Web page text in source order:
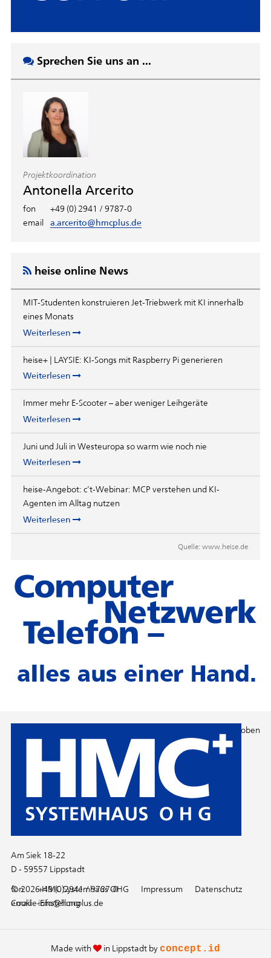
Sprechen Sie uns an ...
Projektkoordination
Antonella Arcerito
fon
+49 (0) 2941 / 9787-0
email
a.arcerito@hmcplus.de
heise online News
MIT-Studenten konstruieren Jet-Triebwerk mit KI innerhalb
eines Monats
Weiterlesen
heise+ | LAYSIE: KI-Songs mit Raspberry Pi generieren
Weiterlesen
Immer mehr E-Scooter – aber weniger Leihgeräte
Weiterlesen
Juni und Juli in Westeuropa so warm wie noch nie
Weiterlesen
heise-Angebot: c’t-Webinar: MCP verstehen und KI-
Agenten im Alltag nutzen
Weiterlesen
Quelle: www.heise.de
Nach oben
Am Siek 18-22
D - 59557 Lippstadt
fon
+49 (0)2941 / 9787-0
email
info@hmcplus.de
© 2026 HMC Systemhaus OHG Impressum
Datenschutz
Cookie-Einstellung
Made with in Lippstadt byconcept.id